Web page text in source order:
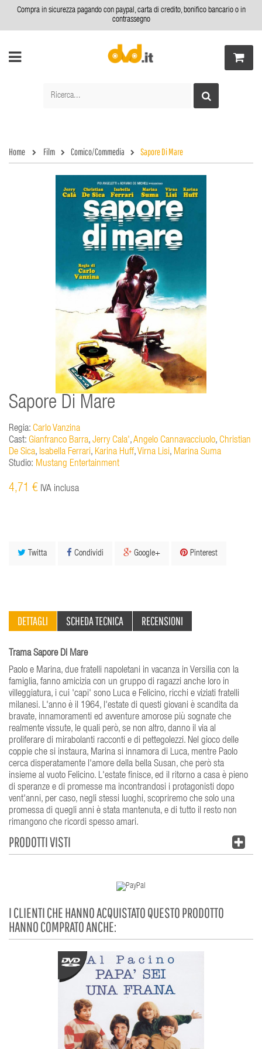
Compra in sicurezza pagando con paypal, carta di credito, bonifico bancario o in
contrassegno
Home Film Comico/Commedia Sapore Di Mare
Sapore Di Mare
Regia: Carlo Vanzina
Cast: Gianfranco Barra, Jerry Cala',Angelo Cannavacciuolo, Christian
De Sica, Isabella Ferrari, Karina Huff,Virna Lisi, Marina Suma
Studio: Mustang Entertainment
4,71 € IVA inclusa
Twitta Condividi Google+ Pinterest
DETTAGLI SCHEDA TECNICA RECENSIONI
Trama Sapore Di Mare
Paolo e Marina, due fratelli napoletani in vacanza in Versilia con la
famiglia, fanno amicizia con un gruppo di ragazzi anche loro in
villeggiatura, i cui 'capi' sono Luca e Felicino, ricchi e viziati fratelli
milanesi. L'anno è il 1964, l'estate di questi giovani è scandita da
bravate, innamoramenti ed avventure amorose più sognate che
realmente vissute, le quali però, se non altro, danno il via al
proliferare di mirabolanti racconti e di pettegolezzi. Nel gioco delle
coppie che si instaura, Marina si innamora di Luca, mentre Paolo
cerca disperatamente l'amore della bella Susan, che però sta
insieme al vuoto Felicino. L'estate finisce, ed il ritorno a casa è pieno
di speranze e di promesse ma incontrandosi i protagonisti dopo
vent'anni, per caso, negli stessi luoghi, scopriremo che solo una
promessa di quegli anni è stata mantenuta, e di tutto il resto non
rimangono che ricordi spesso amari.
PRODOTTI VISTI
I CLIENTI CHE HANNO ACQUISTATO QUESTO PRODOTTO
HANNO COMPRATO ANCHE: